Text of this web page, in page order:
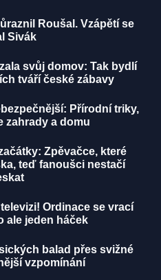
Roušal. Vzápětí se
Sivák
svůj domov: Tak bydlí
tváří české zábavy
Přírodní triky,
zahrady a domu
Zpěvačce, které
teď fanoušci nestačí
Ordinace se vrací
ale jeden háček
balad přes svižné
vzpomínání